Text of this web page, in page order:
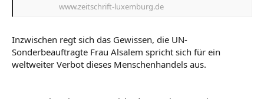
www.zeitschrift-luxemburg.de
Inzwischen regt sich das Gewissen, die UN-
Sonderbeauftragte Frau Alsalem spricht sich für ein
weltweiter Verbot dieses Menschenhandels aus.